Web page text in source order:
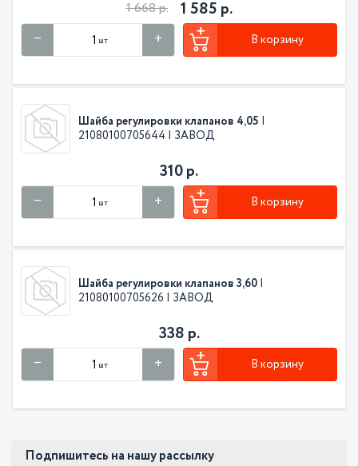
1 668 р. 1 585 р.
шт В корзину
Шайба регулировки клапанов 4,05 |
21080100705644 | ЗАВОД
310 р.
шт В корзину
Шайба регулировки клапанов 3,60 |
21080100705626 | ЗАВОД
338 р.
шт В корзину
Подпишитесь на нашу рассылку